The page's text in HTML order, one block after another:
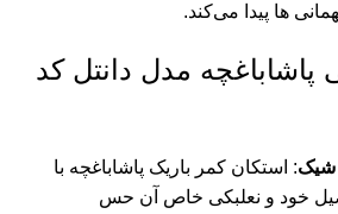
ها پیدا می‌کند.
پاشاباغچه مدل دانتل کد
شیک: استکان کمر باریک پاشاباغچه با
خود و نعلبکی خاص آن حس